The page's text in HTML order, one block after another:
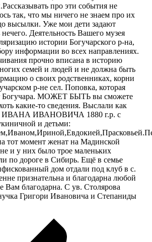
про эти события не
так, что мы ничего не знаем про их
высылки. Уже мои дети задают
Деятельность Вашего музея
истории Богучарского р-на,
информации во всех направлениях.
прочно вписана в историю
семей и людей и не должна быть
о своих родственниках, корни
р-не сел. Поповка, которая
Богучара. МОЖЕТ БЫТЬ вы сможете
какие-то сведения. Выслали как
ИВАНА ИВАНОВИЧА 1880 г.р. с
и детьми:
тот момент женат на Мадинской
и у них было трое маленьких
по дороге в Сибирь. Ещё в семье
дом отдали под клуб в с.
признательна и благодарна любой
Вам благодарна. С ув. Столярова
Григори Ивановича и Степаниды